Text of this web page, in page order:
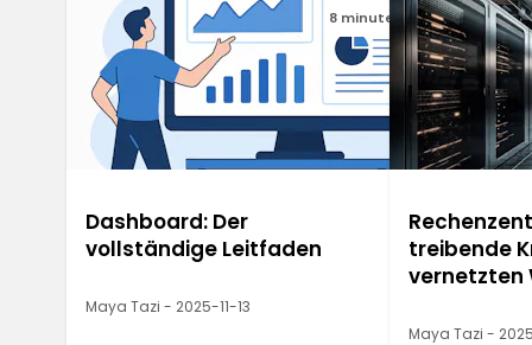
8 minuten
Dashboard: Der
vollständige Leitfaden
Maya Tazi - 2025-11-13
treibende
vernetzten
Maya Tazi -